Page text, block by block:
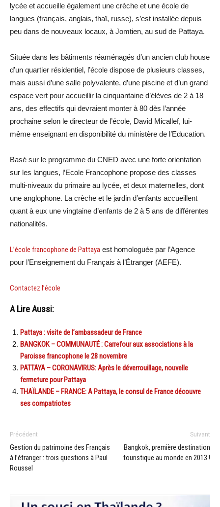
lycée et accueille également une crèche et une école de
langues (français, anglais, thaï, russe), s’est installée depuis
peu dans de nouveaux locaux, à Jomtien, au sud de Pattaya.
Située dans les bâtiments réaménagés d’un ancien club house
d’un quartier résidentiel, l’école dispose de plusieurs classes,
mais aussi d’une salle polyvalente, d’une piscine et d’un grand
espace vert pour accueillir la cinquantaine d’élèves de 2 à 18
ans, des effectifs qui devraient monter à 80 dès l’année
prochaine selon le directeur de l’école, David Micallef, lui-
même enseignant en disponibilité du ministère de l’Education.
Basé sur le programme du CNED avec une forte orientation
sur les langues, l’Ecole Francophone propose des classes
multi-niveaux du primaire au lycée, et deux maternelles, dont
une anglophone. La crèche et le jardin d’enfants accueillent
quant à eux une vingtaine d’enfants de 2 à 5 ans de différentes
nationalités.
L’école francophone de Pattaya est homologuée par l’Agence
pour l’Enseignement du Français à l’Étranger (AEFE).
Contactez l’école
A Lire Aussi:
Pattaya : visite de l’ambassadeur de France
BANGKOK – COMMUNAUTÉ : Carrefour aux associations à la
Paroisse francophone le 28 novembre
PATTAYA – CORONAVIRUS: Après le déverrouillage, nouvelle
fermeture pour Pattaya
THAÏLANDE – FRANCE: A Pattaya, le consul de France découvre
ses compatriotes
Précédent
Gestion du patrimoine des Français
à l’étranger : trois questions à Paul
Roussel
Suivant
Bangkok, première destination
touristique au monde en 2013 !